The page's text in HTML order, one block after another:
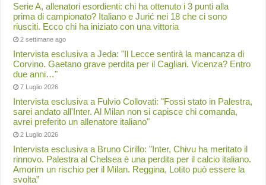
Serie A, allenatori esordienti: chi ha ottenuto i 3 punti alla
prima di campionato? Italiano e Jurić nei 18 che ci sono
riusciti. Ecco chi ha iniziato con una vittoria
2 settimane ago
Intervista esclusiva a Jeda: "Il Lecce sentirà la mancanza di
Corvino. Gaetano grave perdita per il Cagliari. Vicenza? Entro
due anni…"
7 Luglio 2026
Intervista esclusiva a Fulvio Collovati: "Fossi stato in Palestra,
sarei andato all'Inter. Al Milan non si capisce chi comanda,
avrei preferito un allenatore italiano"
2 Luglio 2026
Intervista esclusiva a Bruno Cirillo: "Inter, Chivu ha meritato il
rinnovo. Palestra al Chelsea è una perdita per il calcio italiano.
Amorim un rischio per il Milan. Reggina, Lotito può essere la
svolta”